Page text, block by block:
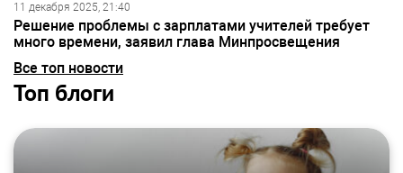
11 декабря 2025, 21:40
Решение проблемы с зарплатами учителей требует
много времени, заявил глава Минпросвещения
Все топ новости
Топ блоги